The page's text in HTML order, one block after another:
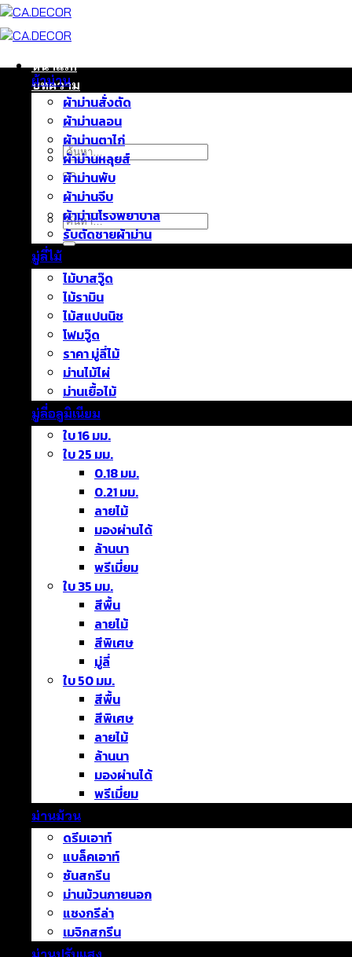
ข้าม
ยัง
หน้าแรก
บทความ
ติดต่อเรา
เกี่ยวกับเรา
ค้นหา:
ค้นหา:
ผ้าม่าน
ผ้าม่านสั่งตัด
ผ้าม่านลอน
ผ้าม่านตาไก่
ผ้าม่านหลุยส์
ผ้าม่านพับ
ผ้าม่านจีบ
ผ้าม่านโรงพยาบาล
รับตัดชายผ้าม่าน
มู่ลี่ไม้
ไม้บาสวู๊ด
ไม้รามิน
ไม้สแปนนิช
โฟมวู๊ด
ราคา มู่ลี่ไม้
ม่านไม้ไผ่
ม่านเยื้อไม้
มู่ลี่อลูมิเนียม
ใบ 16 มม.
ใบ 25 มม.
0.18 มม.
0.21 มม.
ลายไม้
มองผ่านได้
ล้านนา
พรีเมี่ยม
ใบ 35 มม.
สีพื้น
ลายไม้
สีพิเศษ
มู่ลี่
ใบ 50 มม.
สีพื้น
สีพิเศษ
ลายไม้
ล้านนา
มองผ่านได้
พรีเมี่ยม
ม่านม้วน
ดรีมเอาท์
แบล็คเอาท์
ซันสกรีน
ม่านม้วนภายนอก
แชงกรีล่า
เมจิกสกรีน
ม่านปรับแสง